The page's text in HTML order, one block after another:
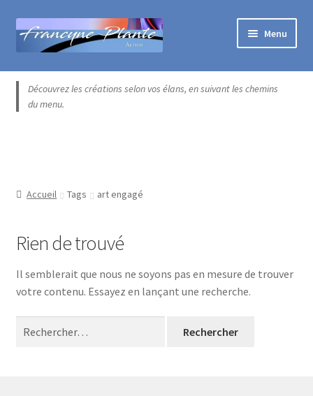
Aller
navigation
Aller
au
Menu
Accueil
Blogue
Installation
Ma bio
Découvrez les créations selon vos élans, en suivant les chemins
du menu.
Accueil Tags art engagé
Rien de trouvé
Il semblerait que nous ne soyons pas en mesure de trouver
votre contenu. Essayez en lançant une recherche.